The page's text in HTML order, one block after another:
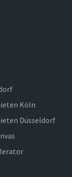
Köln
Düsseldorf